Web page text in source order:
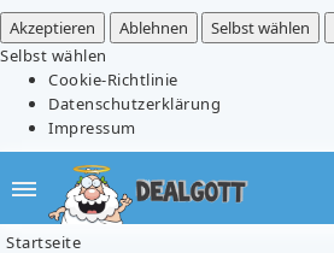
Akzeptieren
Ablehnen Selbst wählen
Selbst wählen
Cookie-Richtlinie
Datenschutzerklärung
Impressum
Startseite